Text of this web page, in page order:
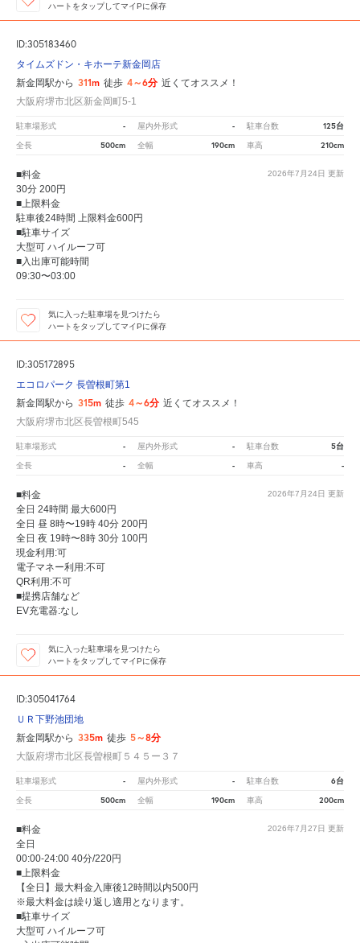
ハートをタップしてマイPに保存
ID:305183460
タイムズドン・キホーテ新金岡店
新金岡駅から 311m 徒歩 4～6分 近くてオススメ！
大阪府堺市北区新金岡町5-1
駐車場形式 - 屋内外形式 - 駐車台数 125台
全長 500cm 全幅 190cm 車高 210cm
2026年7月24日 更新
■料金
30分 200円
■上限料金
駐車後24時間 上限料金600円
■駐車サイズ
大型可 ハイルーフ可
■入出庫可能時間
09:30〜03:00
気に入った駐車場を見つけたら
ハートをタップしてマイPに保存
ID:305172895
エコロパーク 長曽根町第1
新金岡駅から 315m 徒歩 4～6分 近くてオススメ！
大阪府堺市北区長曽根町545
駐車場形式 - 屋内外形式 - 駐車台数 5台
全長 - 全幅 - 車高 -
2026年7月24日 更新
■料金
全日 24時間 最大600円
全日 昼 8時〜19時 40分 200円
全日 夜 19時〜8時 30分 100円
現金利用:可
電子マネー利用:不可
QR利用:不可
■提携店舗など
EV充電器:なし
気に入った駐車場を見つけたら
ハートをタップしてマイPに保存
ID:305041764
ＵＲ下野池団地
新金岡駅から 335m 徒歩 5～8分
大阪府堺市北区長曽根町５４５ー３７
駐車場形式 - 屋内外形式 - 駐車台数 6台
全長 500cm 全幅 190cm 車高 200cm
2026年7月27日 更新
■料金
全日
00:00-24:00 40分/220円
■上限料金
【全日】最大料金入庫後12時間以内500円
※最大料金は繰り返し適用となります。
■駐車サイズ
大型可 ハイルーフ可